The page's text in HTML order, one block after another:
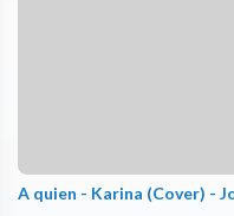
A quien - Karina (Cover) -